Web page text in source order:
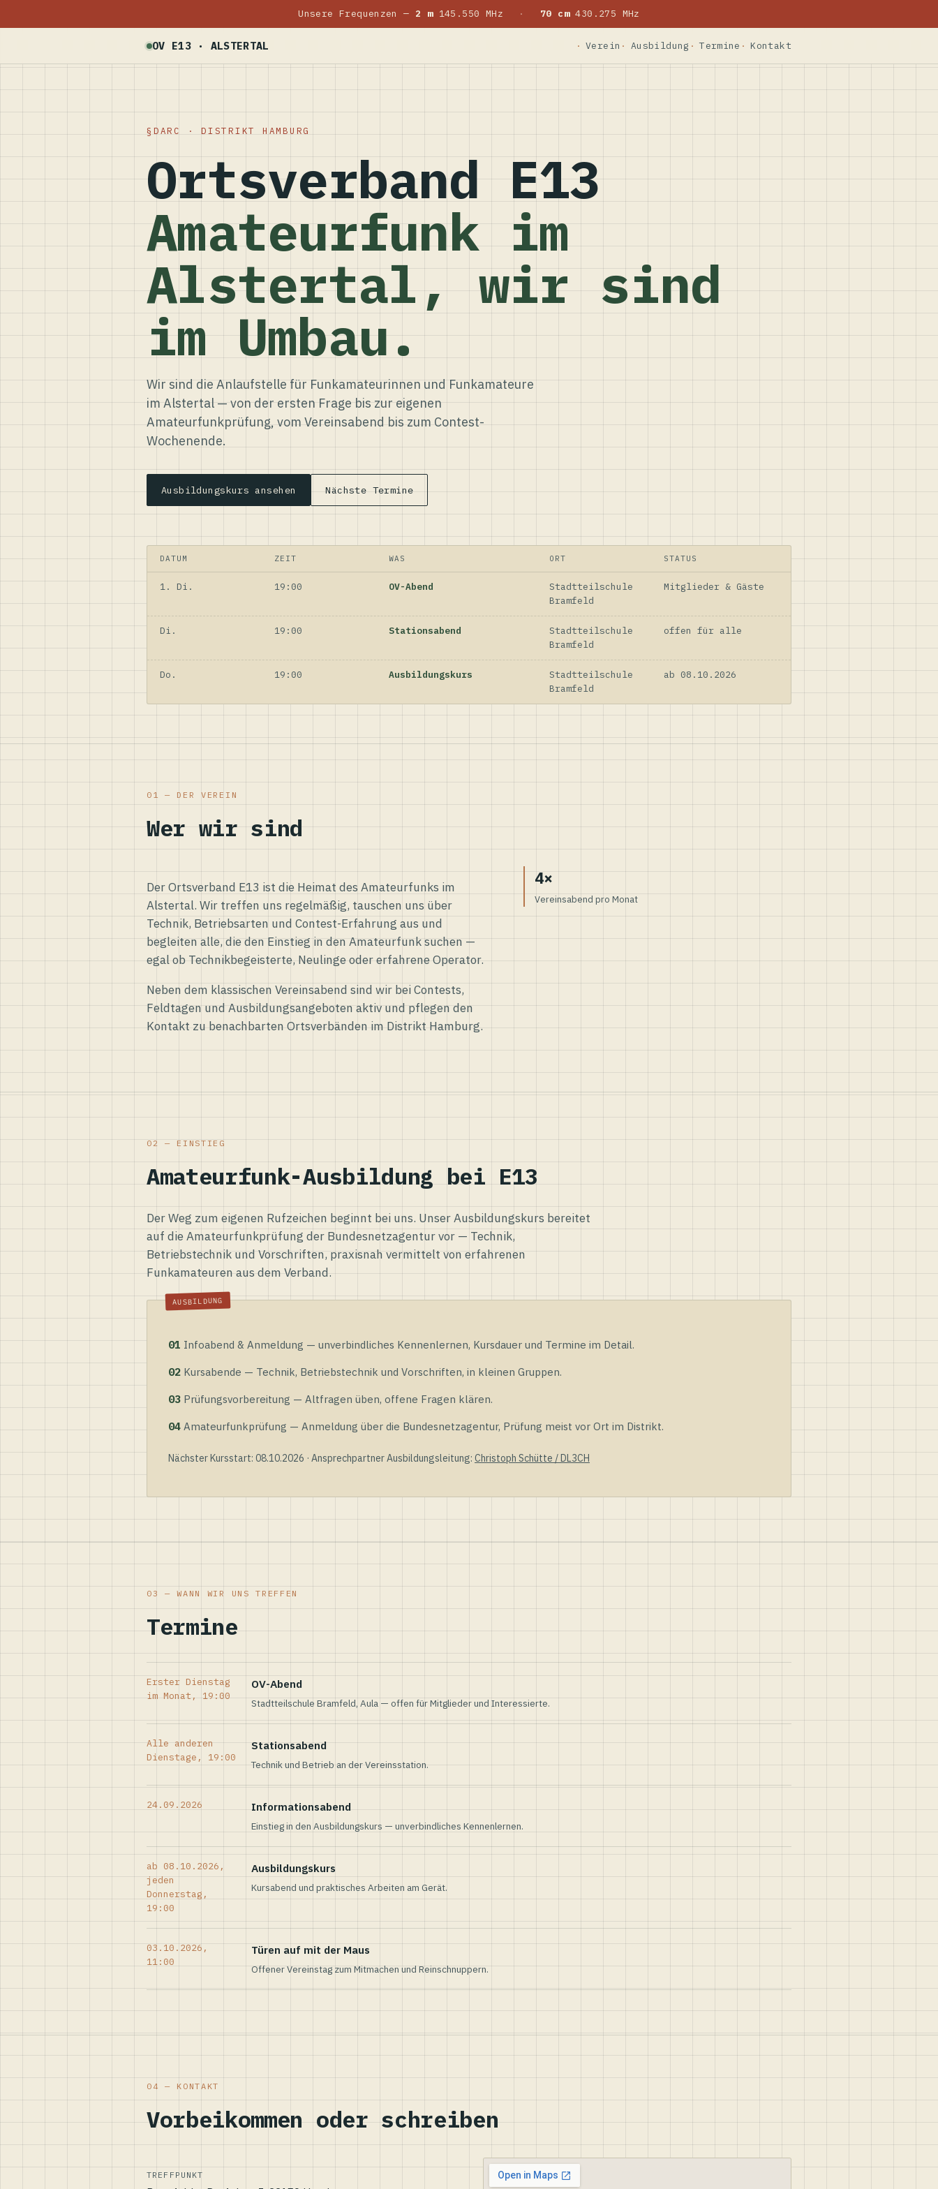
Unsere Frequenzen — 2 m145.550 MHz · 70 cm430.275 MHz
OV E13 · ALSTERTAL Verein Ausbildung Termine Kontakt
DARC · DISTRIKT HAMBURG
Ortsverband E13
Amateurfunk im
Alstertal, wir sind
im Umbau.
Wir sind die Anlaufstelle für Funkamateurinnen und Funkamateure
im Alstertal — von der ersten Frage bis zur eigenen
Amateurfunkprüfung, vom Vereinsabend bis zum Contest-
Wochenende.
Ausbildungskurs ansehen Nächste Termine
DATUM ZEIT WAS ORT STATUS
1. Di. 19:00 OV-Abend
Stadtteilschule
Bramfeld
Mitglieder & Gäste
Di. 19:00 Stationsabend
Stadtteilschule
Bramfeld
offen für alle
Do. 19:00 Ausbildungskurs
Stadtteilschule
Bramfeld
ab 08.10.2026
01 — DER VEREIN
Wer wir sind
Der Ortsverband E13 ist die Heimat des Amateurfunks im
Alstertal. Wir treffen uns regelmäßig, tauschen uns über
Technik, Betriebsarten und Contest-Erfahrung aus und
begleiten alle, die den Einstieg in den Amateurfunk suchen —
egal ob Technikbegeisterte, Neulinge oder erfahrene Operator.
Neben dem klassischen Vereinsabend sind wir bei Contests,
Feldtagen und Ausbildungsangeboten aktiv und pflegen den
Kontakt zu benachbarten Ortsverbänden im Distrikt Hamburg.
4×
Vereinsabend pro Monat
02 — EINSTIEG
Amateurfunk-Ausbildung bei E13
Der Weg zum eigenen Rufzeichen beginnt bei uns. Unser Ausbildungskurs bereitet
auf die Amateurfunkprüfung der Bundesnetzagentur vor — Technik,
Betriebstechnik und Vorschriften, praxisnah vermittelt von erfahrenen
Funkamateuren aus dem Verband.
01 Infoabend & Anmeldung — unverbindliches Kennenlernen, Kursdauer und Termine im Detail.
02 Kursabende — Technik, Betriebstechnik und Vorschriften, in kleinen Gruppen.
03 Prüfungsvorbereitung — Altfragen üben, offene Fragen klären.
04 Amateurfunkprüfung — Anmeldung über die Bundesnetzagentur, Prüfung meist vor Ort im Distrikt.
Nächster Kursstart: 08.10.2026 · Ansprechpartner Ausbildungsleitung: Christoph Schütte / DL3CH
03 — WANN WIR UNS TREFFEN
Termine
Erster Dienstag
im Monat, 19:00
OV-Abend
Stadtteilschule Bramfeld, Aula — offen für Mitglieder und Interessierte.
Alle anderen
Dienstage, 19:00
Stationsabend
Technik und Betrieb an der Vereinsstation.
24.09.2026 Informationsabend
Einstieg in den Ausbildungskurs — unverbindliches Kennenlernen.
ab 08.10.2026,
jeden
Donnerstag,
19:00
Ausbildungskurs
Kursabend und praktisches Arbeiten am Gerät.
03.10.2026,
11:00
Türen auf mit der Maus
Offener Vereinstag zum Mitmachen und Reinschnuppern.
04 — KONTAKT
Vorbeikommen oder schreiben
TREFFPUNKT